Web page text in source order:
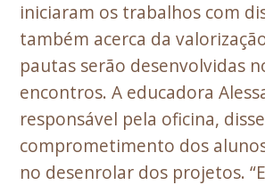
iniciaram os trabalhos com
também acerca da
pautas serão desenvolvidas
encontros. A educadora
responsável pela oficina,
comprometimento dos
no desenrolar dos projetos.